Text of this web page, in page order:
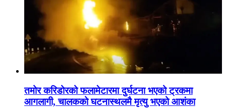
तमोर करिडोरको फलामेटारमा दुर्घटना भएको ट्रकमा
आगलागी, चालकको घटनास्थलमै मृत्यु भएको आशंका